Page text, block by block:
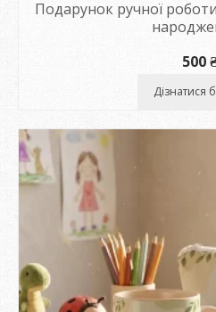
Подарунок ручної
500
Дізнатися